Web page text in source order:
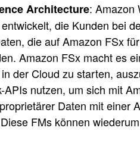
Architecture: Amazon
die Kunden bei
die auf Amazon FSx
Amazon FSx macht es
der Cloud zu starten,
nutzen, um sich mit
Daten mit einer
FMs können